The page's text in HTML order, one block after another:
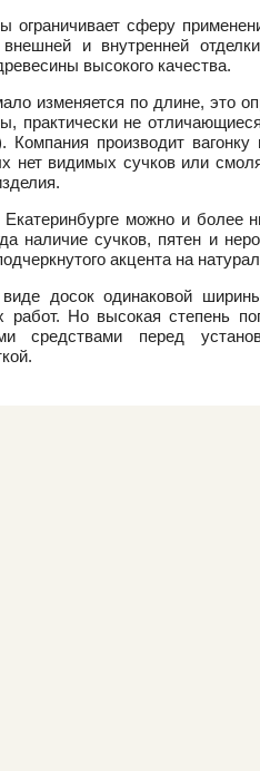
ограничивает сферу
и внутренней
высокого качества.
изменяется по длине, это
практически не
Компания производит
нет видимых сучков или
Екатеринбурге можно и более
наличие сучков, пятен и
акцента на
виде досок одинаковой
работ. Но высокая степень
средствами перед